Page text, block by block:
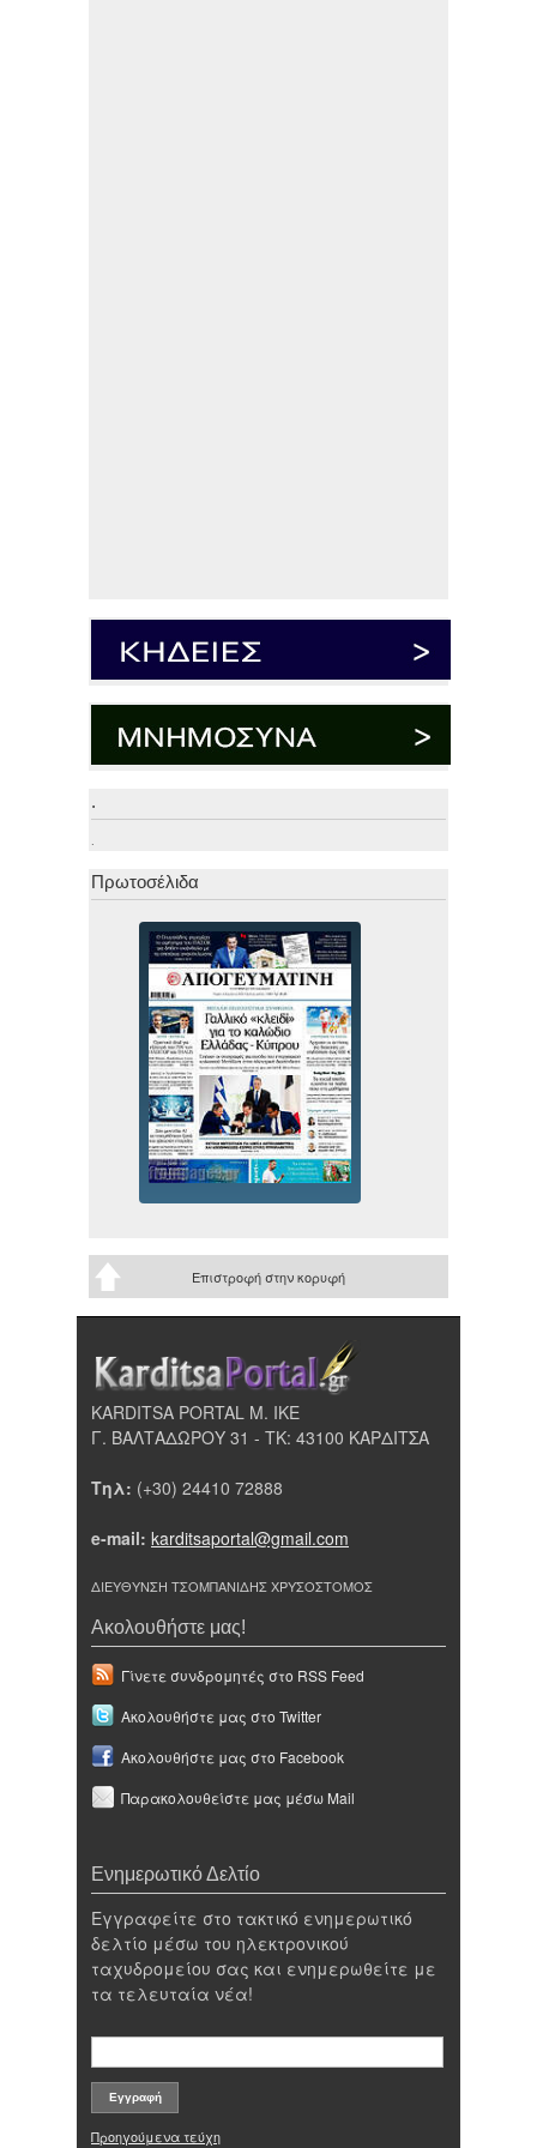
.
.
Πρωτοσέλιδα
Επιστροφή στην κορυφή
KARDITSA PORTAL Μ. ΙΚΕ
Γ. ΒΑΛΤΑΔΩΡΟΥ 31 - ΤΚ: 43100 ΚΑΡΔΙΤΣΑ
Τηλ: (+30) 24410 72888
e-mail: karditsaportal@gmail.com
ΔΙΕΥΘΥΝΣΗ ΤΣΟΜΠΑΝΙΔΗΣ ΧΡΥΣΟΣΤΟΜΟΣ
Ακολουθήστε μας!
Γίνετε συνδρομητές στο RSS Feed
Ακολουθήστε μας στο Twitter
Ακολουθήστε μας στο Facebook
Παρακολουθείστε μας μέσω Mail
Ενημερωτικό Δελτίο
Εγγραφείτε στο τακτικό ενημερωτικό
δελτίο μέσω του ηλεκτρονικού
ταχυδρομείου σας και ενημερωθείτε με
τα τελευταία νέα!
Προηγούμενα τεύχη